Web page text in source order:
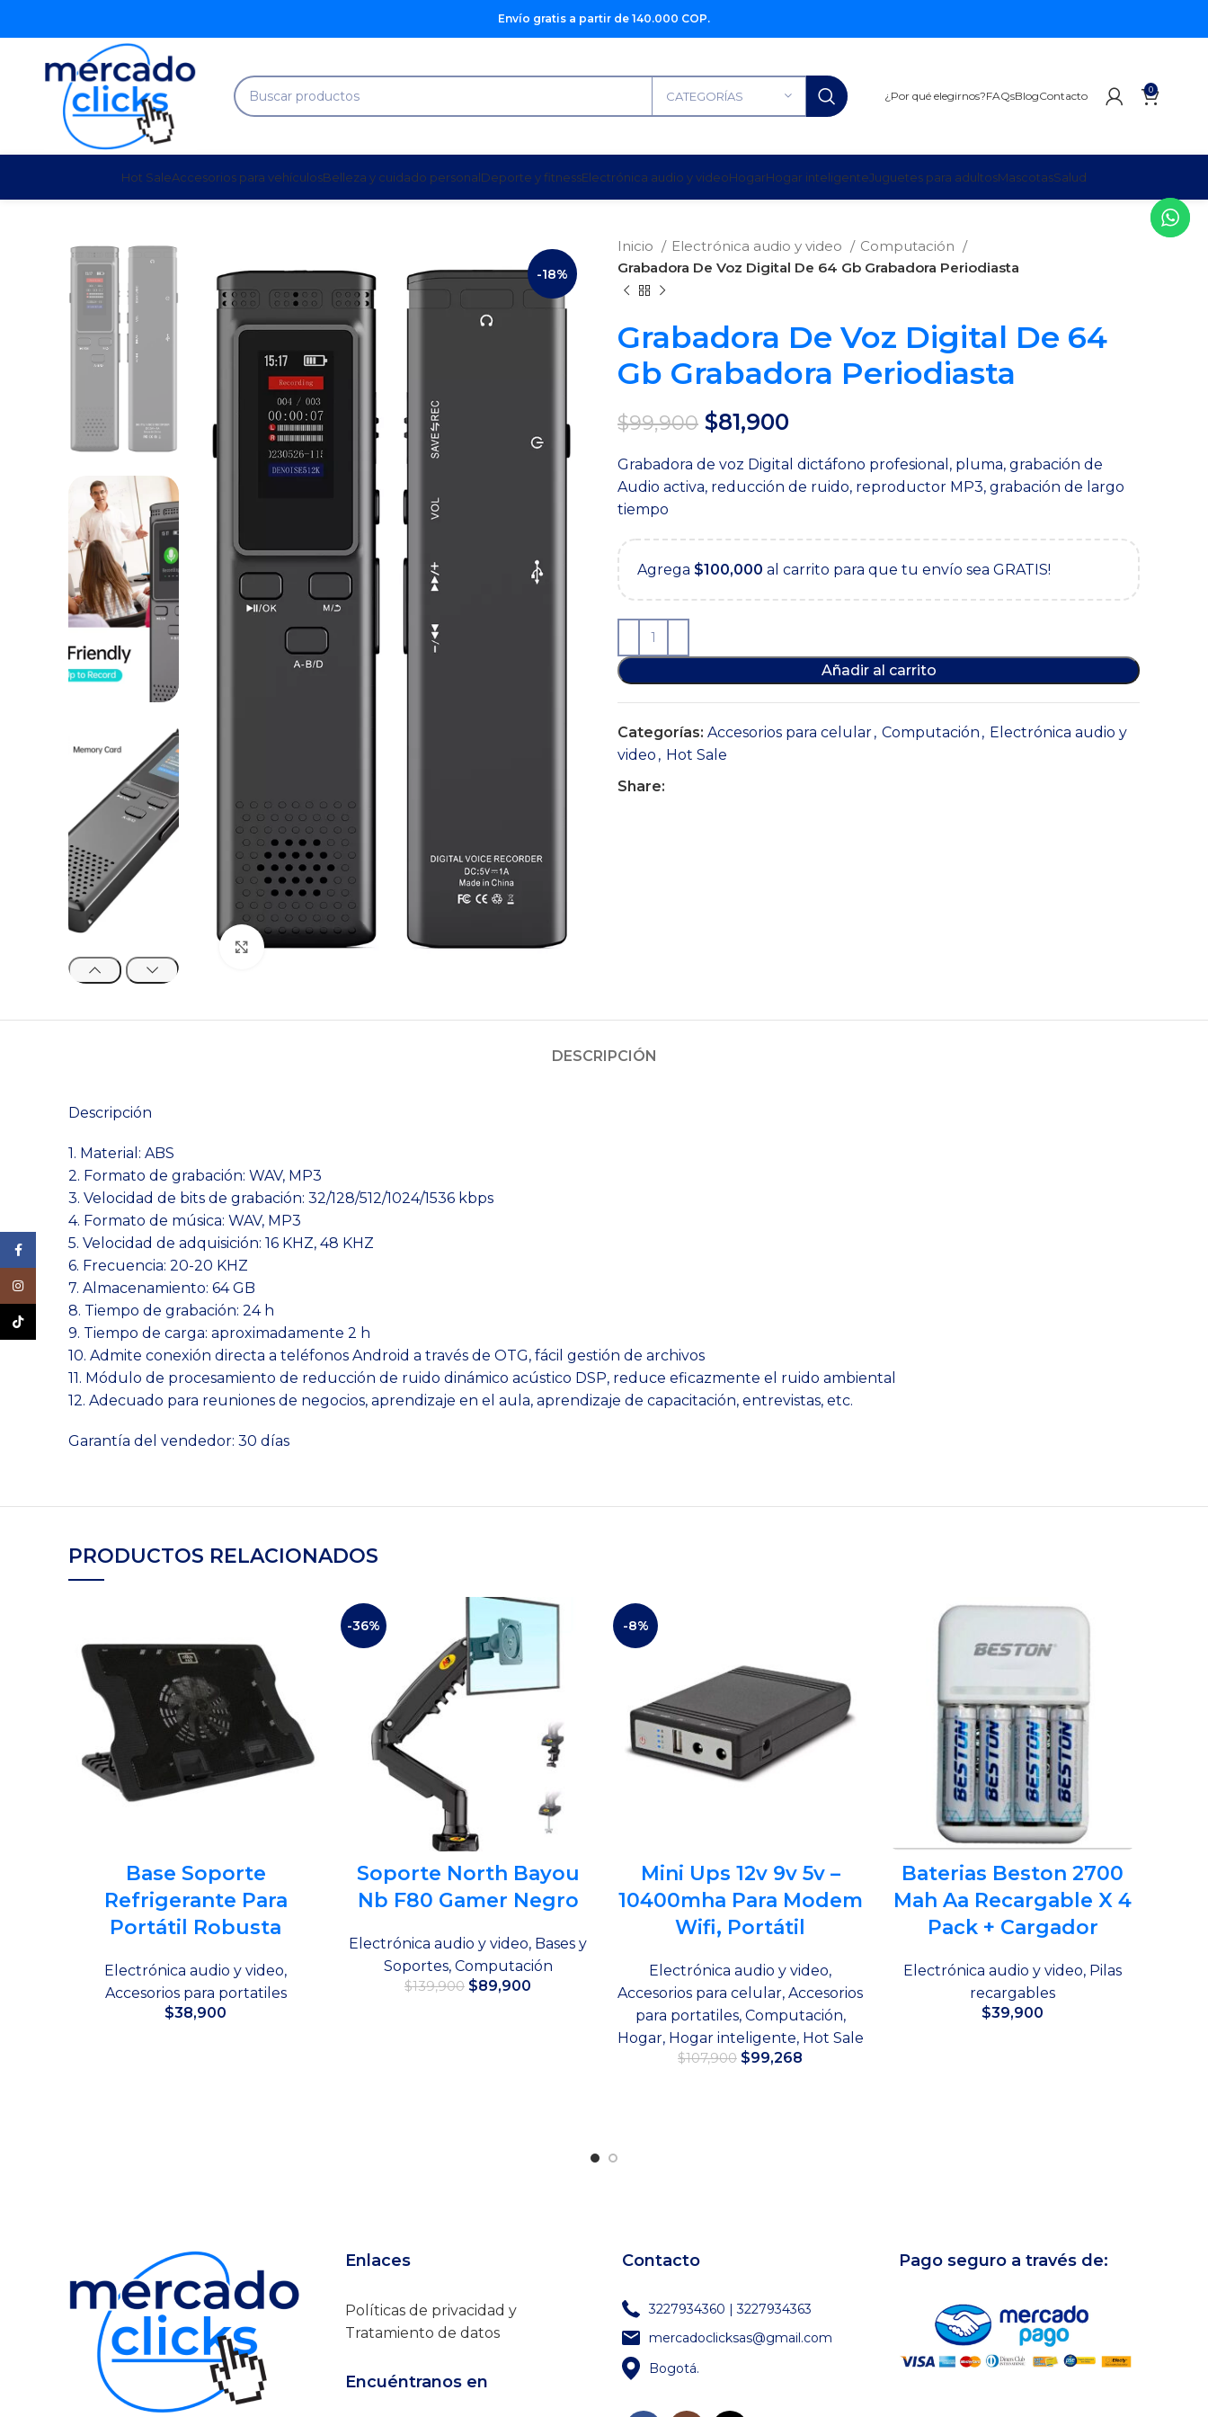
Envío gratis a partir de 140.000 COP.
CATEGORÍAS ¿Por qué elegirnos?FAQsBlogContacto 0
Hot SaleAccesorios para vehículosBelleza y cuidado personalDeporte y fitnessElectrónica audio y videoHogarHogar inteligenteJuguetes para adultosMascotasSalud
-18%
Clic para agrandar
Inicio Electrónica audio y video
Computación
Grabadora De Voz Digital De 64 Gb Grabadora Periodiasta
Grabadora De Voz Digital De 64
Gb Grabadora Periodiasta
$99,900 El
original
era:
$81,900
actual
es:
Grabadora de voz Digital dictáfono profesional, pluma, grabación de
Audio activa, reducción de ruido, reproductor MP3, grabación de largo
tiempo
Agrega $100,000 al carrito para que tu envío sea GRATIS!
Añadir al carrito
Categorías: Accesorios para celular, Computación , Electrónica audio y
video , Hot Sale
Share:
DESCRIPCIÓN
Descripción
1. Material: ABS
2. Formato de grabación: WAV, MP3
3. Velocidad de bits de grabación: 32/128/512/1024/1536 kbps
4. Formato de música: WAV, MP3
5. Velocidad de adquisición: 16 KHZ, 48 KHZ
6. Frecuencia: 20-20 KHZ
7. Almacenamiento: 64 GB
8. Tiempo de grabación: 24 h
9. Tiempo de carga: aproximadamente 2 h
10. Admite conexión directa a teléfonos Android a través de OTG, fácil gestión de archivos
11. Módulo de procesamiento de reducción de ruido dinámico acústico DSP, reduce eficazmente el ruido ambiental
12. Adecuado para reuniones de negocios, aprendizaje en el aula, aprendizaje de capacitación, entrevistas, etc.
Garantía del vendedor: 30 días
PRODUCTOS RELACIONADOS
Base Soporte
Refrigerante Para
Portátil Robusta
Electrónica audio y video,
Accesorios para portatiles
$38,900
-36%
Soporte North Bayou
Nb F80 Gamer Negro
Electrónica audio y video, Bases y
Soportes, Computación
$139,900 El
$89,900
-8%
Mini Ups 12v 9v 5v –
10400mha Para Modem
Wifi, Portátil
Electrónica audio y video,
Accesorios para celular, Accesorios
para portatiles, Computación,
Hogar, Hogar inteligente, Hot Sale
$107,900 El
$99,268
Baterias Beston 2700
Mah Aa Recargable X 4
Pack + Cargador
Electrónica audio y video, Pilas
recargables
$39,900
Enlaces
Políticas de privacidad y
Tratamiento de datos
Encuéntranos en
Contacto
3227934360 | 3227934363
mercadoclicksas@gmail.com
Bogotá.
Pago seguro a través de:
Facebook
Instagram